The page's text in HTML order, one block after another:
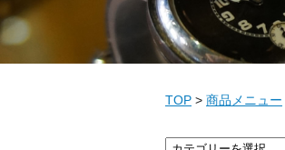
TOP > 商品メニュー